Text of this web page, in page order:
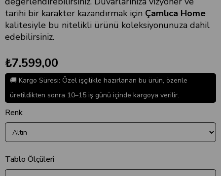
tarihi bir karakter kazandırmak için Çamlıca Home
kalitesiyle bu nitelikli ürünü koleksiyonunuza dahil
edebilirsiniz.
₺7.599,00
🚚 Kargo Süresi: Özel işçilikle hazırlanan bu ürün, özenle
üretildikten sonra 10–15 iş günü içinde kargoya verilir.
Renk
Tablo Ölçüleri